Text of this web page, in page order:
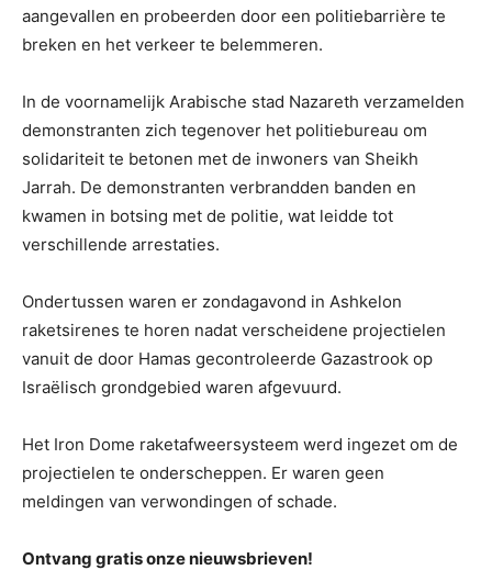
aangevallen en probeerden door een politiebarrière te
breken en het verkeer te belemmeren.
In de voornamelijk Arabische stad Nazareth verzamelden
demonstranten zich tegenover het politiebureau om
solidariteit te betonen met de inwoners van Sheikh
Jarrah. De demonstranten verbrandden banden en
kwamen in botsing met de politie, wat leidde tot
verschillende arrestaties.
Ondertussen waren er zondagavond in Ashkelon
raketsirenes te horen nadat verscheidene projectielen
vanuit de door Hamas gecontroleerde Gazastrook op
Israëlisch grondgebied waren afgevuurd.
Het Iron Dome raketafweersysteem werd ingezet om de
projectielen te onderscheppen. Er waren geen
meldingen van verwondingen of schade.
Ontvang gratis onze nieuwsbrieven!